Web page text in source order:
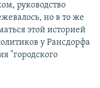
руководство
но в то же
этой историей
у Рансдорфа
"городского